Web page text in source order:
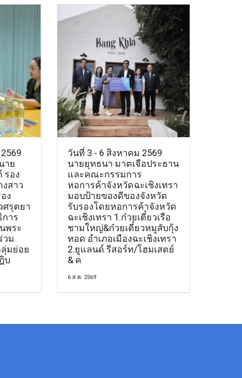
าย
รอง
สาว
ง
ศรุตยา
การ
พระ
วม
มย่อย
บ
วันที่ 3 - 6 สิงหาคม 2569
นายยุทธนา มาตเจือประธาน
และคณะกรรมการ
หอการค้าจังหวัดฉะเชิงเทรา
มอบป้ายของดีของจังหวัด
รับรองโดยหอการค้าจังหวัด
ฉะเชิงเทรา 1.ก๋วยเตี๋ยวเรือ
ชามใหญ่&ก๋วยเตี๋ยวหมูสับกุ้ง
ทอด อำเภอเมืองฉะเชิงเทรา
2.ยูแลนด์ รีสอร์ท/โฮมเสตย์
& ค
6 ส.ค. 2569